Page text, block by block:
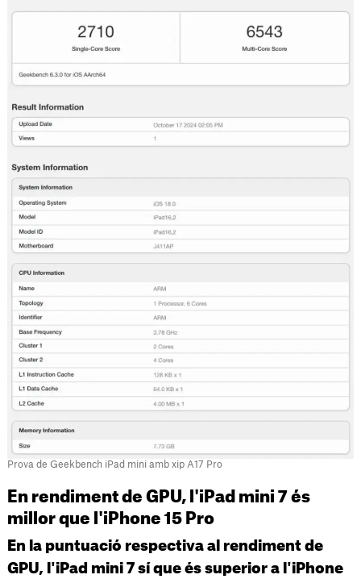
Prova de Geekbench iPad mini amb xip A17 Pro
En rendiment de GPU, l'iPad mini 7 és
millor que l'iPhone 15 Pro
En la puntuació respectiva al rendiment de
GPU, l'iPad mini 7 sí que és superior a l'iPhone